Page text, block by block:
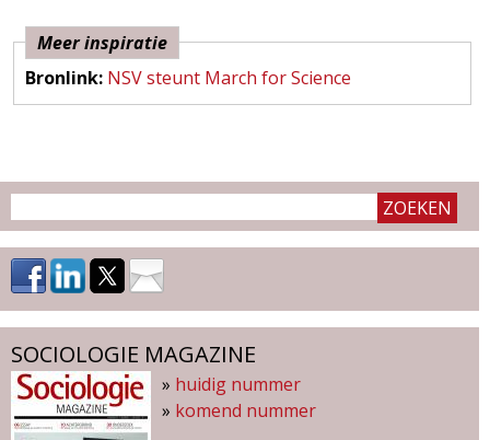
Meer inspiratie
Bronlink: NSV steunt March for Science
SOCIOLOGIE MAGAZINE
» huidig nummer
» komend nummer